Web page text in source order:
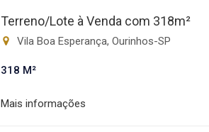
Terreno/Lote à Venda com 318m²
Vila Boa Esperança, Ourinhos-SP
318 M²
Mais informações